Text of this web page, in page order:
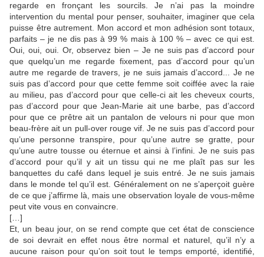
regarde en fronçant les sourcils. Je n’ai pas la moindre
intervention du mental pour penser, souhaiter, imaginer que cela
puisse être autrement. Mon accord et mon adhésion sont totaux,
parfaits – je ne dis pas à 99 % mais à 100 % – avec ce qui est.
Oui, oui, oui. Or, observez bien – Je ne suis pas d’accord pour
que quelqu’un me regarde fixement, pas d’accord pour qu’un
autre me regarde de travers, je ne suis jamais d’accord... Je ne
suis pas d’accord pour que cette femme soit coiffée avec la raie
au milieu, pas d’accord pour que celle-ci ait les cheveux courts,
pas d’accord pour que Jean-Marie ait une barbe, pas d’accord
pour que ce prêtre ait un pantalon de velours ni pour que mon
beau-frère ait un pull-over rouge vif. Je ne suis pas d’accord pour
qu’une personne transpire, pour qu’une autre se gratte, pour
qu’une autre tousse ou éternue et ainsi à l’infini. Je ne suis pas
d’accord pour qu’il y ait un tissu qui ne me plaît pas sur les
banquettes du café dans lequel je suis entré. Je ne suis jamais
dans le monde tel qu’il est. Généralement on ne s’aperçoit guère
de ce que j’affirme là, mais une observation loyale de vous-même
peut vite vous en convaincre.
[…]
Et, un beau jour, on se rend compte que cet état de conscience
de soi devrait en effet nous être normal et naturel, qu’il n’y a
aucune raison pour qu’on soit tout le temps emporté, identifié,